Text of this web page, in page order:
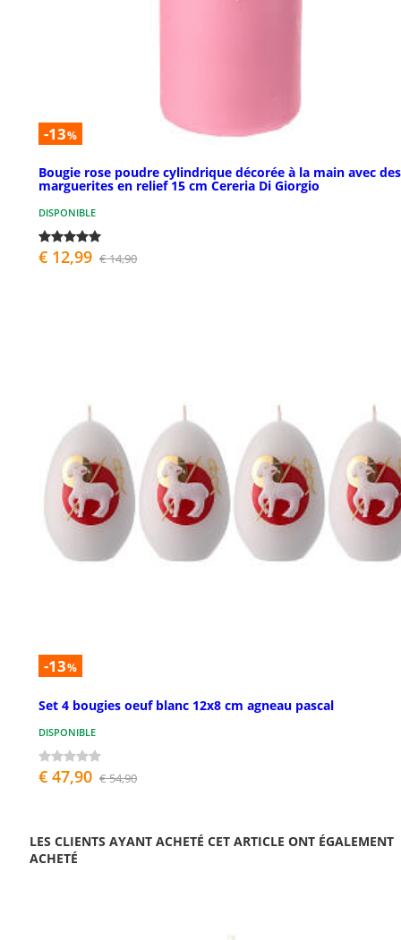
-13%
Bougie rose poudre cylindrique décorée à la main avec des
marguerites en relief 15 cm Cereria Di Giorgio
DISPONIBLE
€ 12,99 € 14,90
-13%
Set 4 bougies oeuf blanc 12x8 cm agneau pascal
DISPONIBLE
€ 47,90 € 54,90
LES CLIENTS AYANT ACHETÉ CET ARTICLE ONT ÉGALEMENT
ACHETÉ